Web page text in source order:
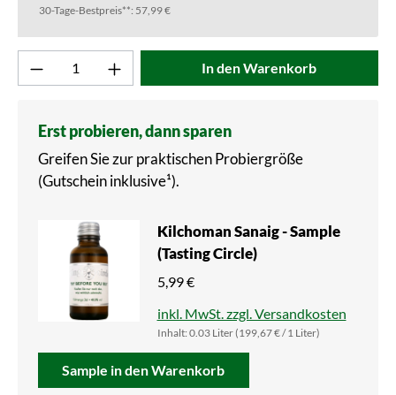
30-Tage-Bestpreis**: 57,99 €
Produkt Anzahl: Gib den gewünschten
In den Warenkorb
Erst probieren, dann sparen
Greifen Sie zur praktischen Probiergröße
(Gutschein inklusive¹).
Kilchoman Sanaig - Sample
(Tasting Circle)
5,99 €
inkl. MwSt. zzgl. Versandkosten
Inhalt: 0.03 Liter(199,67 € / 1 Liter)
Sample in den Warenkorb